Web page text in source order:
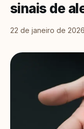
sinais de
22 de janeiro de 2026